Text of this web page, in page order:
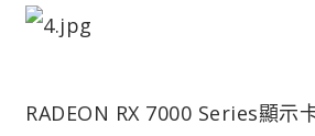
RADEON RX 7000 Series顯示